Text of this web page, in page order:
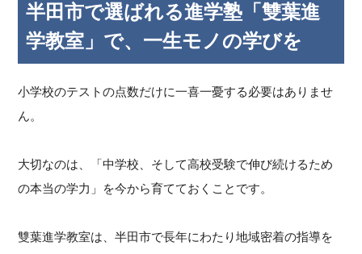
半田市で選ばれる進学塾「雙葉進
学教室」で、一生モノの学びを
小学校のテストの点数だけに一喜一憂する必要はありませ
ん。
大切なのは、「中学校、そして高校受験で伸び続けるため
の本当の学力」を今から育てておくことです。
雙葉進学教室は、半田市で長年にわたり地域密着の指導を